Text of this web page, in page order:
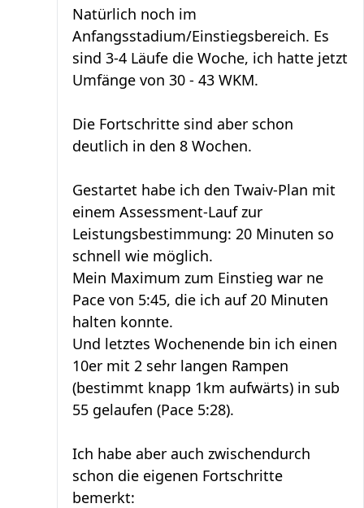
Natürlich noch im
Anfangsstadium/Einstiegsbereich. Es
sind 3-4 Läufe die Woche, ich hatte jetzt
Umfänge von 30 - 43 WKM.
Die Fortschritte sind aber schon
deutlich in den 8 Wochen.
Gestartet habe ich den Twaiv-Plan mit
einem Assessment-Lauf zur
Leistungsbestimmung: 20 Minuten so
schnell wie möglich.
Mein Maximum zum Einstieg war ne
Pace von 5:45, die ich auf 20 Minuten
halten konnte.
Und letztes Wochenende bin ich einen
10er mit 2 sehr langen Rampen
(bestimmt knapp 1km aufwärts) in sub
55 gelaufen (Pace 5:28).
Ich habe aber auch zwischendurch
schon die eigenen Fortschritte
bemerkt: